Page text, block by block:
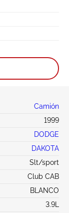
Camión
1999
DODGE
DAKOTA
Slt/sport
Club CAB
BLANCO
3.9L